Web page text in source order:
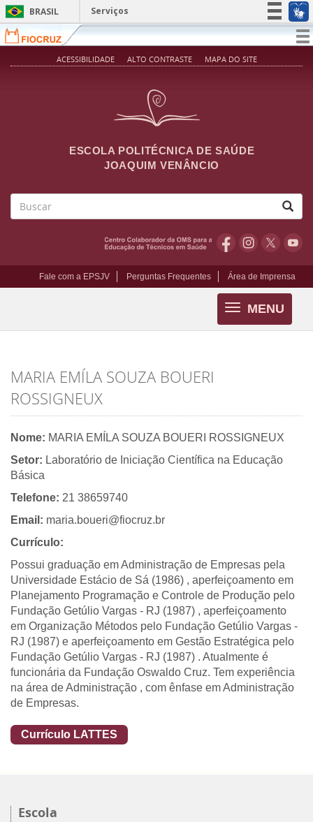
Pular para o conteúdo principal
BRASIL
Serviços
Simplifique!
Participe
ACESSIBILIDADE ALTO CONTRASTE MAPA DO SITE
ESCOLA POLITÉCNICA DE SAÚDE
JOAQUIM VENÂNCIO
Fale com a EPSJV Perguntas Frequentes Área de Imprensa
MENU
Toggle
navigation
MARIA EMÍLA SOUZA BOUERI
ROSSIGNEUX
Nome: MARIA EMÍLA SOUZA BOUERI ROSSIGNEUX
Setor: Laboratório de Iniciação Científica na Educação
Básica
Telefone: 21 38659740
Email: maria.boueri@fiocruz.br
Currículo:
Possui graduação em Administração de Empresas pela
Universidade Estácio de Sá (1986) , aperfeiçoamento em
Planejamento Programação e Controle de Produção pelo
Fundação Getúlio Vargas - RJ (1987) , aperfeiçoamento
em Organização Métodos pelo Fundação Getúlio Vargas -
RJ (1987) e aperfeiçoamento em Gestão Estratégica pelo
Fundação Getúlio Vargas - RJ (1987) . Atualmente é
funcionária da Fundação Oswaldo Cruz. Tem experiência
na área de Administração , com ênfase em Administração
de Empresas.
Currículo LATTES
Escola